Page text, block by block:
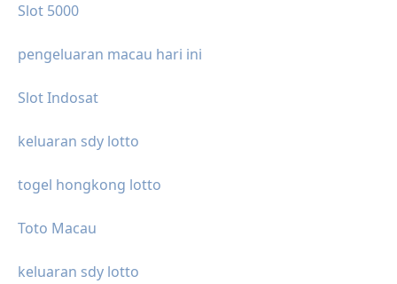
Slot 5000
pengeluaran macau hari ini
Slot Indosat
keluaran sdy lotto
togel hongkong lotto
Toto Macau
keluaran sdy lotto